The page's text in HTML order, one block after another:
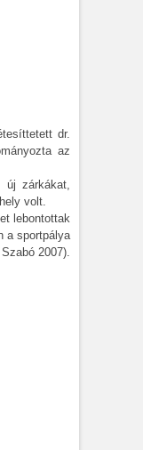
dr.
az
új zárkákat,
volt.
lebontottak
a sportpálya
2007).